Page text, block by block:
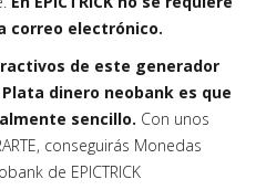
correo electrónico.
de este generador
dinero neobank es que
sencillo. Con unos
conseguirás Monedas
de EPICTRICK